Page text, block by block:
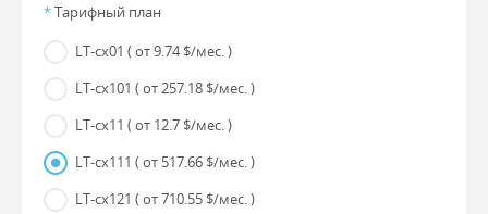
*Тарифный план
LT-cx01 ( от 9.74 $/мес. )
LT-cx101 ( от 257.18 $/мес. )
LT-cx11 ( от 12.7 $/мес. )
LT-cx111 ( от 517.66 $/мес. )
LT-cx121 ( от 710.55 $/мес. )